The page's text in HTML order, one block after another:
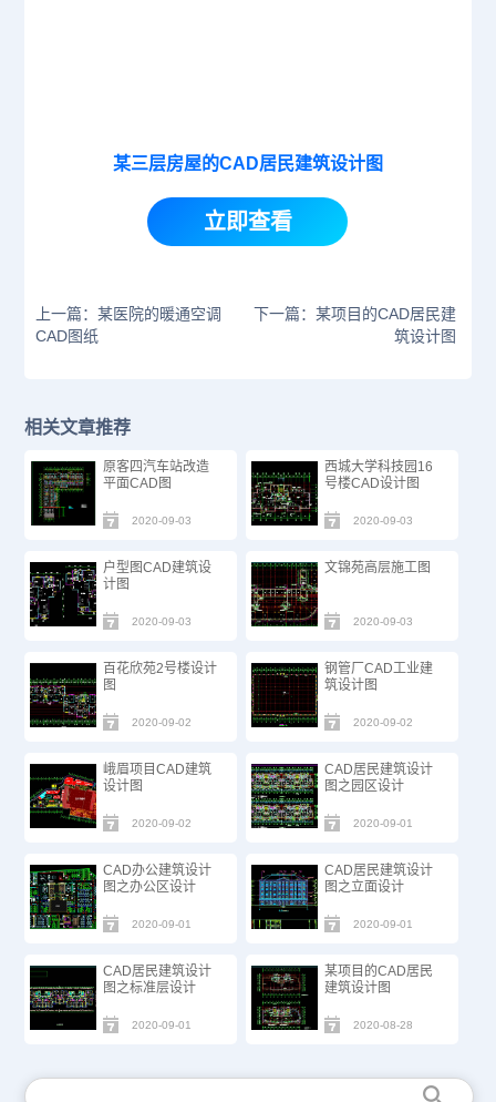
某三层房屋的CAD居民建筑设计图
立即查看
上一篇：某医院的暖通空调
CAD图纸
下一篇：某项目的CAD居民建
筑设计图
相关文章推荐
原客四汽车站改造
平面CAD图
2020-09-03
西城大学科技园16
号楼CAD设计图
2020-09-03
户型图CAD建筑设
计图
2020-09-03
文锦苑高层施工图
2020-09-03
百花欣苑2号楼设计
图
2020-09-02
钢管厂CAD工业建
筑设计图
2020-09-02
峨眉项目CAD建筑
设计图
2020-09-02
CAD居民建筑设计
图之园区设计
2020-09-01
CAD办公建筑设计
图之办公区设计
2020-09-01
CAD居民建筑设计
图之立面设计
2020-09-01
CAD居民建筑设计
图之标准层设计
2020-09-01
某项目的CAD居民
建筑设计图
2020-08-28